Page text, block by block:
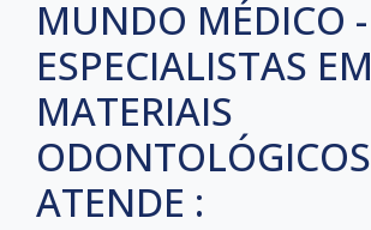
MUNDO MÉDICO -
ESPECIALISTAS EM
MATERIAIS
ODONTOLÓGICOS
ATENDE :